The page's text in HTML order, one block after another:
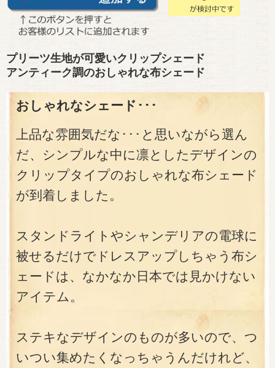
プリーツ生地が可愛いクリップシェード
アンティーク調のおしゃれな布シェード
おしゃれなシェード･･･
上品な雰囲気だな･･･と思いながら選ん
だ、シンプルな中に凛としたデザインの
クリップタイプのおしゃれな布シェード
が到着しました。
スタンドライトやシャンデリアの電球に
被せるだけでドレスアップしちゃう布シ
ェードは、なかなか日本では見かけない
アイテム。
ステキなデザインのものが多いので、つ
いつい集めたくなっちゃうんだけれど、